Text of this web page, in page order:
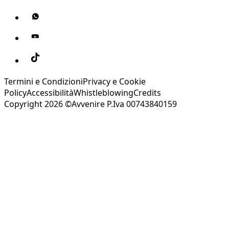
Termini e CondizioniPrivacy e Cookie
PolicyAccessibilitàWhistleblowingCredits
Copyright 2026 ©Avvenire P.Iva 00743840159